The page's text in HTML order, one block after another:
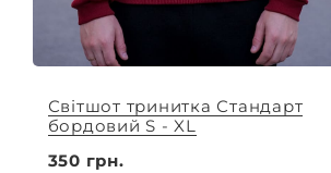
Світшот тринитка Стандарт
бордовий S - XL
350 грн.